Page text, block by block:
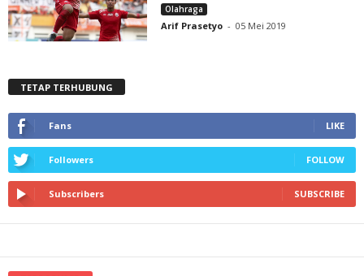
Olahraga
Arif Prasetyo - 05 Mei 2019
TETAP TERHUBUNG
Fans LIKE
Followers FOLLOW
Subscribers SUBSCRIBE